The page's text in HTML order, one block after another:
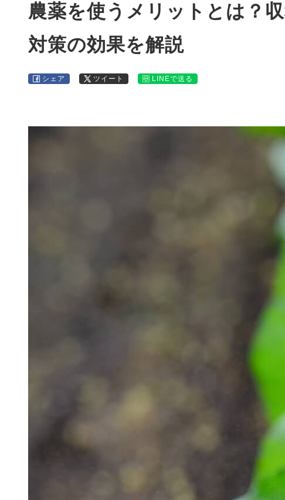
農薬を使うメリットとは？
対策の効果を解説
シェア ツイート LINEで送る